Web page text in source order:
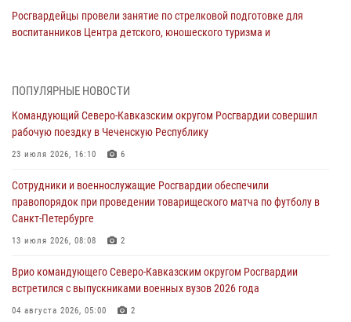
Росгвардейцы провели занятие по стрелковой подготовке для
воспитанников Центра детского, юношеского туризма и
проходит в Сибири
09 августа 2026, 04:00
Поклонной горе в Москве (видео)
08 августа 2026, 14:10 3
В ЛНР росгвардейцы провели тренировку по единоборствам для
08 августа 2026, 13:00 1
Сотрудники Росгвардии присоединились к утренней разминке у
ПОПУЛЯРНЫЕ НОВОСТИ
Командующий Северо-Кавказским округом Росгвардии совершил
рабочую поездку в Чеченскую Республику
23 июля 2026, 16:10 6
Сотрудники и военнослужащие Росгвардии обеспечили
правопорядок при проведении товарищеского матча по футболу в
Санкт-Петербурге
13 июля 2026, 08:08 2
Врио командующего Северо-Кавказским округом Росгвардии
встретился с выпускниками военных вузов 2026 года
04 августа 2026, 05:00 2